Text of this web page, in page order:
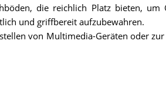
die reichlich Platz bieten, um
und griffbereit aufzubewahren.
von Multimedia-Geräten oder